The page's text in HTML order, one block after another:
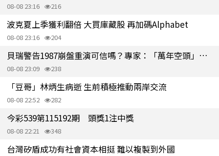
08-08 23:16 216
波克夏上季獲利翻倍 大買庫藏股 再加碼Alphabet
08-08 23:16 204
貝瑞警告1987崩盤重演可信嗎？專家：「萬年空頭」忽略美股重要事實
08-08 23:09 238
「豆哥」林炳生病逝 生前積極推動兩岸交流
08-08 22:52 282
今彩539第115192期 頭獎1注中獎
08-08 22:21 348
台灣矽盾成功有社會資本相挺 難以複製到外國